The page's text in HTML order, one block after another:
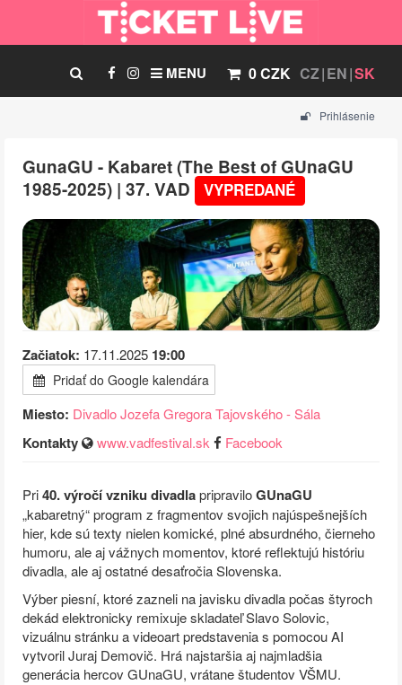
CZ EN SK
0 CZK
MENU
Prihlásenie
GunaGU - Kabaret (The Best of GUnaGU
1985-2025) | 37. VAD
VYPREDANÉ
Začiatok: 17.11.2025 19:00
Pridať do Google kalendára
Miesto: Divadlo Jozefa Gregora Tajovského - Sála
Kontakty www.vadfestival.sk Facebook
Pri40. výročí vzniku divadlapripraviloGUnaGU
„kabaretný“ program z fragmentov svojich najúspešnejších
hier, kde sú texty nielen komické, plné absurdného, čierneho
humoru, ale aj vážnych momentov, ktoré reflektujú históriu
divadla, ale aj ostatné desaťročia Slovenska.
Výber piesní, ktoré zazneli na javisku divadla počas štyroch
dekád elektronicky remixuje skladateľ Slavo Solovic,
vizuálnu stránku a videoart predstavenia s pomocou AI
vytvoril Juraj Demovič. Hrá najstaršia aj najmladšia
generácia hercov GUnaGU, vrátane študentov VŠMU.